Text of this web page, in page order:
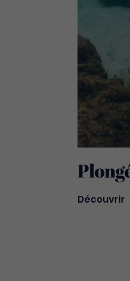
Découvrir